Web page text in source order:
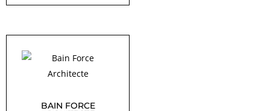
BAIN FORCE